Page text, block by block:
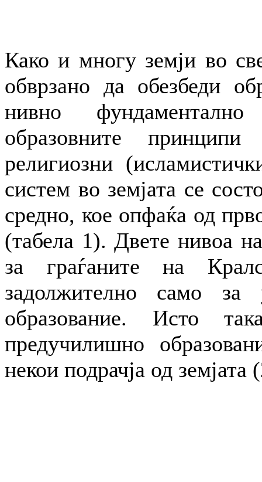
Како и многу земји во
обврзано да обезбеди
нивно
образовните
религиозни
систем во земјата се
средно, кое опфаќа од
(табела 1). Двете нивоа
за граѓаните на
задолжително само за
образование. Исто
предучилишно
некои подрачја од земјата